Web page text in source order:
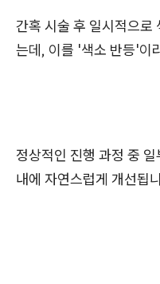
간혹 시술 후 일시적으로
는데, 이를 '색소 반등'이
정상적인 진행 과정 중
내에 자연스럽게 개선됩